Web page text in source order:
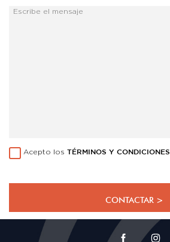
Acepto los TÉRMINOS Y CONDICIONES
CONTACTAR >